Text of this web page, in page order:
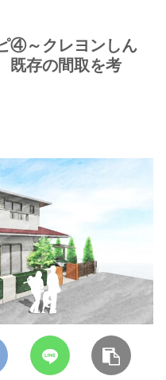
④～クレヨンしん
既存の間取を考